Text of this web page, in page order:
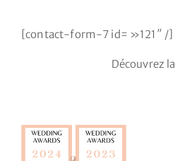
[contact-form-7 id= »121″ /]
Découvrez la